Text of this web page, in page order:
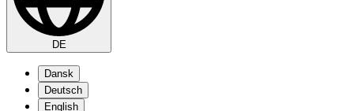
DE
Dansk
Deutsch
English